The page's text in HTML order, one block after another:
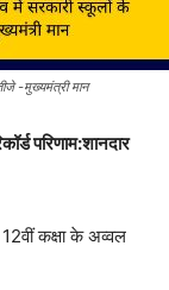
-मुख्यमंत्री मान
परिणाम:शानदार
कक्षा के अव्वल